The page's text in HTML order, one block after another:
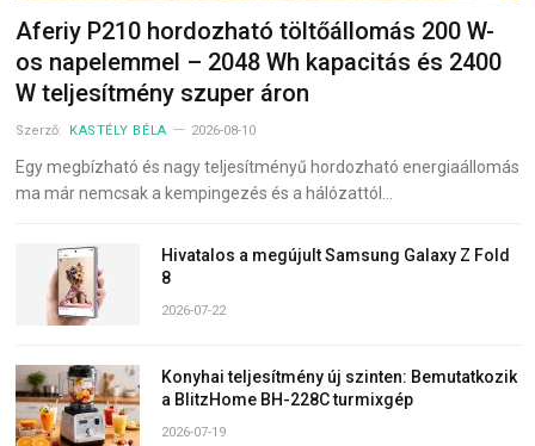
Aferiy P210 hordozható töltőállomás 200 W-
os napelemmel – 2048 Wh kapacitás és 2400
W teljesítmény szuper áron
Szerző: KASTÉLY BÉLA 2026-08-10
Egy megbízható és nagy teljesítményű hordozható energiaállomás
ma már nemcsak a kempingezés és a hálózattól…
Hivatalos a megújult Samsung Galaxy Z Fold
8
2026-07-22
Konyhai teljesítmény új szinten: Bemutatkozik
a BlitzHome BH-228C turmixgép
2026-07-19